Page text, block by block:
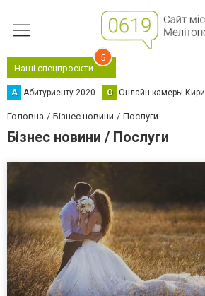
Наші спецпроєкти
5
А Абитуриенту 2020 О Онлайн камеры
Головна Бізнес новини Послуги
Бізнес новини / Послуги